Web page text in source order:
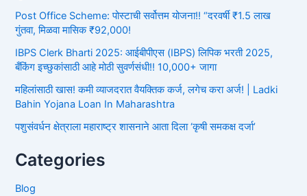
Post Office Scheme: पोस्टाची सर्वोत्तम योजना!! “दरवर्षी ₹1.5 लाख
गुंतवा, मिळवा मासिक ₹92,000!
IBPS Clerk Bharti 2025: आईबीपीएस (IBPS) लिपिक भरती 2025,
बँकिंग इच्छुकांसाठी आहे मोठी सुवर्णसंधी!! 10,000+ जागा
महिलांसाठी खास! कमी व्याजदरात वैयक्तिक कर्ज, लगेच करा अर्ज! | Ladki
Bahin Yojana Loan In Maharashtra
पशुसंवर्धन क्षेत्राला महाराष्ट्र शासनाने आता दिला ‘कृषी समकक्ष दर्जा’
Categories
Blog